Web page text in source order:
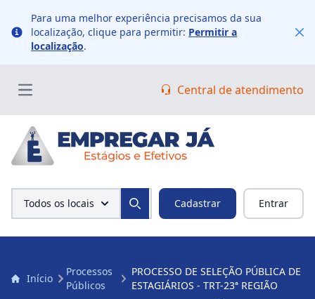
Localização
Para uma melhor experiência precisamos da sua
localização, clique para permitir: Permitir a
localização.
Open main menu Central de atendimento
Pesquisa
Todos os locais
Search
Cadastrar Entrar
Início
Processos
Públicos
PROCESSO DE SELEÇÃO PÚBLICA DE
ESTAGIÁRIOS - TRT-23ª REGIÃO